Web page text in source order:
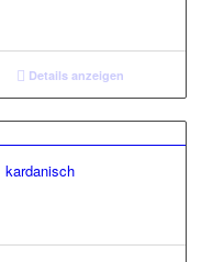
Details anzeigen
kardanisch